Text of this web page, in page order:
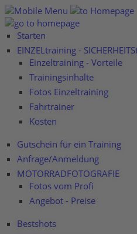
Starten
EINZELtraining -
Einzeltraining - Vorteile
Trainingsinhalte
Fotos Einzeltraining
Fahrtrainer
Kosten
Gutschein für ein Training
Anfrage/Anmeldung
MOTORRADFOTOGRAFIE
Fotos vom Profi
Angebot - Preise
Bestshots